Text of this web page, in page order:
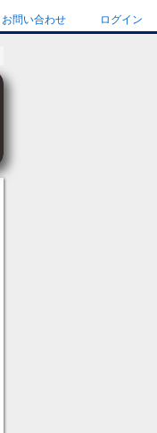
お問い合わせ ログイン